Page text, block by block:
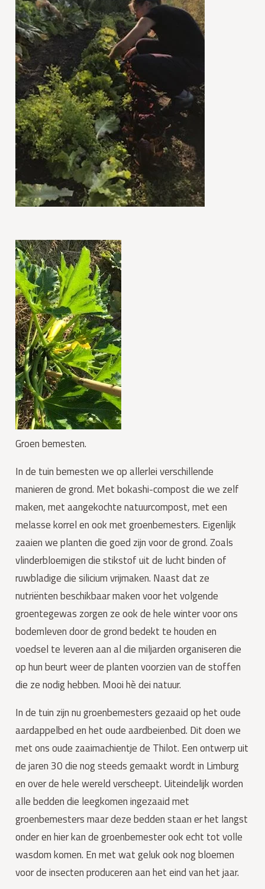
Groen bemesten.
In de tuin bemesten we op allerlei verschillende
manieren de grond. Met bokashi-compost die we zelf
maken, met aangekochte natuurcompost, met een
melasse korrel en ook met groenbemesters. Eigenlijk
zaaien we planten die goed zijn voor de grond. Zoals
vlinderbloemigen die stikstof uit de lucht binden of
ruwbladige die silicium vrijmaken. Naast dat ze
nutriënten beschikbaar maken voor het volgende
groentegewas zorgen ze ook de hele winter voor ons
bodemleven door de grond bedekt te houden en
voedsel te leveren aan al die miljarden organiseren die
op hun beurt weer de planten voorzien van de stoffen
die ze nodig hebben. Mooi hè dei natuur.
In de tuin zijn nu groenbemesters gezaaid op het oude
aardappelbed en het oude aardbeienbed. Dit doen we
met ons oude zaaimachientje de Thilot. Een ontwerp uit
de jaren 30 die nog steeds gemaakt wordt in Limburg
en over de hele wereld verscheept. Uiteindelijk worden
alle bedden die leegkomen ingezaaid met
groenbemesters maar deze bedden staan er het langst
onder en hier kan de groenbemester ook echt tot volle
wasdom komen. En met wat geluk ook nog bloemen
voor de insecten produceren aan het eind van het jaar.